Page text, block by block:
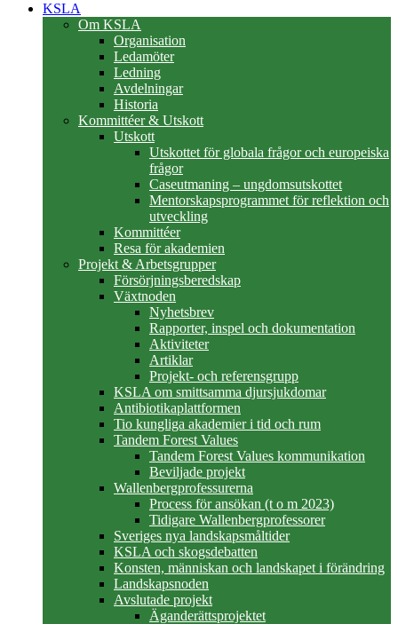
KSLA
Om KSLA
Organisation
Ledamöter
Ledning
Avdelningar
Historia
Kommittéer & Utskott
Utskott
Utskottet för globala frågor och europeiska
frågor
Caseutmaning – ungdomsutskottet
Mentorskapsprogrammet för reflektion och
utveckling
Kommittéer
Resa för akademien
Projekt & Arbetsgrupper
Försörjningsberedskap
Växtnoden
Nyhetsbrev
Rapporter, inspel och dokumentation
Aktiviteter
Artiklar
Projekt- och referensgrupp
KSLA om smittsamma djursjukdomar
Antibiotikaplattformen
Tio kungliga akademier i tid och rum
Tandem Forest Values
Tandem Forest Values kommunikation
Beviljade projekt
Wallenbergprofessurerna
Process för ansökan (t o m 2023)
Tidigare Wallenbergprofessorer
Sveriges nya landskapsmåltider
KSLA och skogsdebatten
Konsten, människan och landskapet i förändring
Landskapsnoden
Avslutade projekt
Äganderättsprojektet